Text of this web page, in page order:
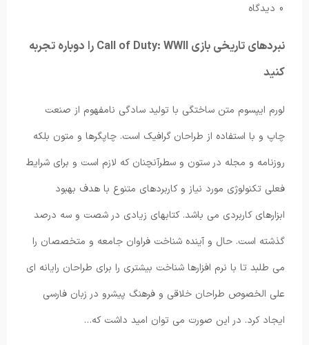
0 دیدگاه
نبردهای تاریخی بازی Call of Duty: WWII را دوباره تجربه
کنید
لورم ایپسوم متن ساختگی با تولید سادگی نامفهوم از صنعت
چاپ و با استفاده از طراحان گرافیک است. چاپگرها و متون بلکه
روزنامه و مجله در ستون و سطرآنچنان که لازم است و برای شرایط
فعلی تکنولوژی مورد نیاز و کاربردهای متنوع با هدف بهبود
ابزارهای کاربردی می باشد. کتابهای زیادی در شصت و سه درصد
گذشته است. حال و آینده شناخت فراوان جامعه و متخصصان را
می طلبد تا با نرم افزارها شناخت بیشتری را برای طراحان رایانه ای
علی الخصوص طراحان خلاقی و فرهنگ پیشرو در زبان فارسی
ایجاد کرد. در این صورت می توان امید داشت که…